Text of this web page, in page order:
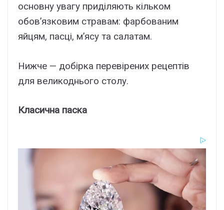
основну увагу приділяють кільком
обов’язковим стравам: фарбованим
яйцям, пасці, м’ясу та салатам.
Нижче — добірка перевірених рецептів
для великоднього столу.
Класична паска